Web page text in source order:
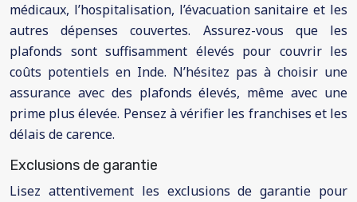
médicaux, l’hospitalisation, l’évacuation sanitaire et les
autres dépenses couvertes. Assurez-vous que les
plafonds sont suffisamment élevés pour couvrir les
coûts potentiels en Inde. N’hésitez pas à choisir une
assurance avec des plafonds élevés, même avec une
prime plus élevée. Pensez à vérifier les franchises et les
délais de carence.
Exclusions de garantie
Lisez attentivement les exclusions de garantie pour